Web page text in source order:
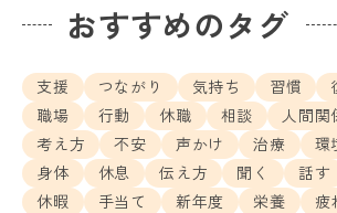
おすすめのタグ
支援 つながり 気持ち 習慣
職場
行動 休職 相談 人間関
考え方
不安 声かけ 治療 環
身体
休息 伝え方 聞く 話す
休暇
手当て 新年度 栄養 疲